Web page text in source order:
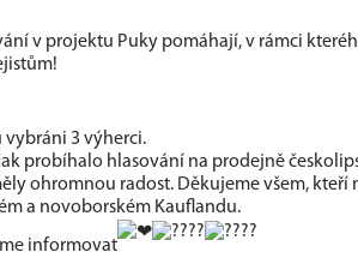
v projektu Puky pomáhají, v rámci
3 výherci.
probíhalo hlasování na prodejně
ohromnou radost. Děkujeme všem,
a novoborském Kauflandu.
informovat